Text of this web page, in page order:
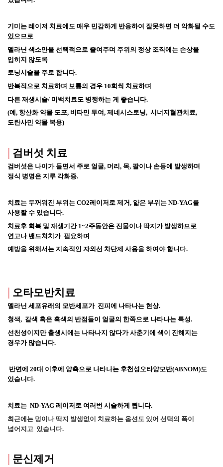
기미는 레이저 치료에도 매우 민감하게 반응하여 잘못하면 더 악화될 수도
있으므로
멜라닌 색소만을 선택적으로 줄여주며 주위의 정상 조직에는 손상을
입히지 않도록
토닝시술을 주로 합니다.
반복적으로 치료하며 보통의 경우 10회씩 치료하며
다른 재생시술/ 미백치료도 병행하는 게 좋습니다.
(예, 항산화 약물 도포, 비타민 투여, 제네시스토닝,  시너지혈관치료,
도란사민 약물 복용)
| 검버섯 치료
검버섯은 나이가 들면서 주로 얼굴, 머리, 목, 팔이나 손등에 발생하며
정식 병명은 지루 각화증.
치료는 두꺼워진 부위는 CO2레이저로 제거, 얇은 부위는 ND-YAG를
사용할 수 있습니다.
치료후 회복 및 재생기간 1~2주동안은 진물이나 딱지가 발생하므로
연고나 밴드처치가  필요하며
예방을 위해서는 지속적인 자외선 차단제 사용을 하여야 합니다.
오타모반치료
멜라닌 세포유래의 모반세포가  진피에 나타나는 현상.
청색,  갈색 혹은 흑색의 반점들이 얼굴의 한쪽으로 나타나는 특성.
선천성이지만 출생시에는 나타나지 않다가 사춘기에 색이 진해지는
경우가 많습니다.
반면에 20대 이후에 양측으로 나타나는 후천성오타양모반(ABNOM)도
있습니다.
치료는  ND-YAG 레이저로 여러번 시술하게 됩 니다.
최근에는 멍이나 딱지 발생없이 치료하는 옵션도 있어 선택의 폭이
넓어지고  있습니다.
문신제거